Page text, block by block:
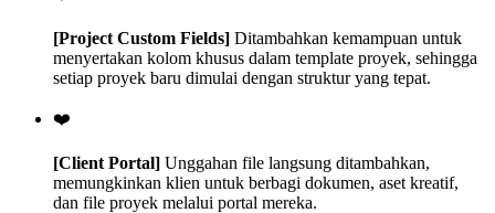
[Project Custom Fields] Ditambahkan kemampuan untuk
menyertakan kolom khusus dalam template proyek, sehingga
setiap proyek baru dimulai dengan struktur yang tepat.
❤️
[Client Portal] Unggahan file langsung ditambahkan,
memungkinkan klien untuk berbagi dokumen, aset kreatif,
dan file proyek melalui portal mereka.